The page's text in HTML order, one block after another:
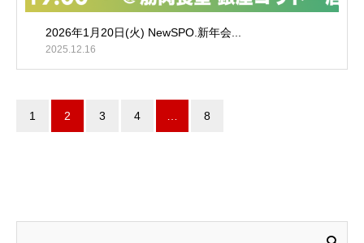
2026年1月20日(火) NewSPO.新年会...
2025.12.16
1 2 3 4 8